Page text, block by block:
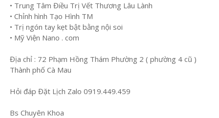
• Trung Tâm Điều Trị Vết Thương Lâu Lành
• Chỉnh hình Tạo Hình TM
• Trị ngón tay kẹt bật bằng nội soi
• Mỹ Viện Nano . com
Địa chỉ : 72 Phạm Hồng Thám Phường 2 ( phường 4 cũ )
Thành phố Cà Mau
Hỏi đáp Đặt Lịch Zalo 0919.449.459
Bs Chuyên Khoa